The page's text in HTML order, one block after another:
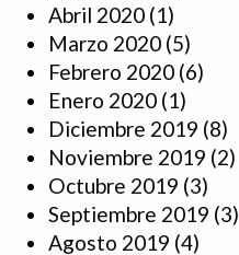
Abril 2020 (1)
Marzo 2020 (5)
Febrero 2020 (6)
Enero 2020 (1)
Diciembre 2019 (8)
Noviembre 2019 (2)
Octubre 2019 (3)
Septiembre 2019 (3)
Agosto 2019 (4)